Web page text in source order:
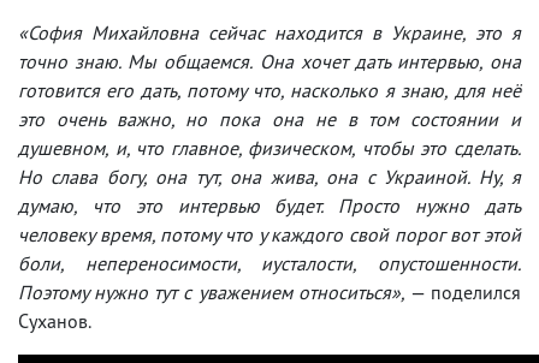
«София Михайловна сейчас находится в Украине, это я
точно знаю. Мы общаемся. Она хочет дать интервью, она
готовится его дать, потому что, насколько я знаю, для неё
это очень важно, но пока она не в том состоянии и
душевном, и, что главное, физическом, чтобы это сделать.
Но слава богу, она тут, она жива, она с Украиной. Ну, я
думаю, что это интервью будет. Просто нужно дать
человеку время, потому что у каждого свой порог вот этой
боли, непереносимости, иусталости, опустошенности.
Поэтому нужно тут с уважением относиться», — поделился
Суханов.